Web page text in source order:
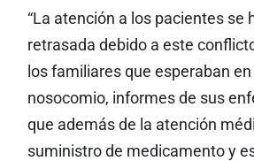
“La atención a los pacientes se
retrasada debido a este
los familiares que esperaban en
nosocomio, informes de sus
que además de la atención
suministro de medicamento y